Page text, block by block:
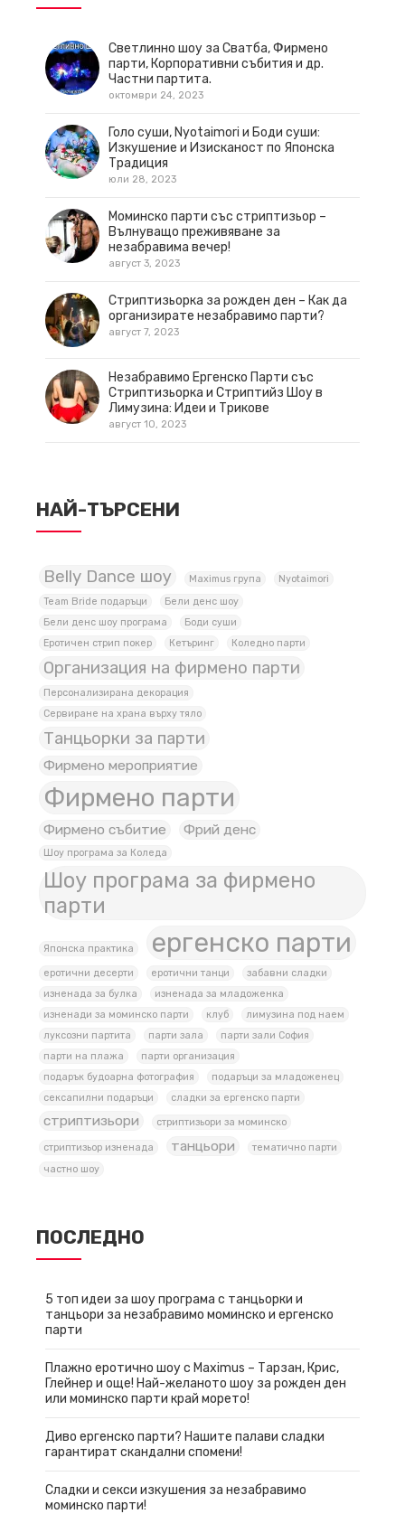
Светлинно шоу за Сватба, Фирмено
парти, Корпоративни събития и др.
Частни партита.
октомври 24, 2023
Голо суши, Nyotaimori и Боди суши:
Изкушение и Изисканост по Японска
Традиция
юли 28, 2023
Моминско парти със стриптизьор –
Вълнуващо преживяване за
незабравима вечер!
август 3, 2023
Стриптизьорка за рожден ден – Как да
организирате незабравимо парти?
август 7, 2023
Незабравимо Ергенско Парти със
Стриптизьорка и Стриптийз Шоу в
Лимузина: Идеи и Трикове
август 10, 2023
НАЙ-ТЪРСЕНИ
Belly Dance шоу Maximus група
Nyotaimori
Team Bride подаръци
Бели денс шоу
Бели денс шоу програма
Боди суши
Еротичен стрип покер
Кетъринг Коледно парти
Организация на фирмено парти
Персонализирана декорация
Сервиране на храна върху тяло
Танцьорки за парти
Фирмено мероприятие
Фирмено парти
Фирмено събитие Фрий денс
Шоу програма за Коледа
Шоу програма за фирмено
парти
Японска практика ергенско парти
еротични десерти еротични танци
забавни сладки
изненада за булка
изненада за младоженка
изненади за моминско парти
клуб
лимузина под наем
луксозни партита
парти зала
парти зали София
парти на плажа
парти организация
подарък будоарна фотография
подаръци за младоженец
сексапилни подаръци
сладки за ергенско парти
стриптизьори стриптизьори за моминско
стриптизьор изненада танцьори
тематично парти
частно шоу
ПОСЛЕДНО
5 топ идеи за шоу програма с танцьорки и
танцьори за незабравимо моминско и ергенско
парти
Плажно еротично шоу с Maximus – Тарзан, Крис,
Глейнер и още! Най-желаното шоу за рожден ден
или моминско парти край морето!
Диво ергенско парти? Нашите палави сладки
гарантират скандални спомени!
Сладки и секси изкушения за незабравимо
моминско парти!